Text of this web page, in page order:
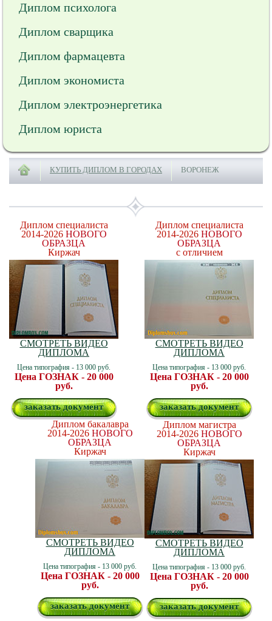
Диплом психолога
Диплом сварщика
Диплом фармацевта
Диплом экономиста
Диплом электроэнергетика
Диплом юриста
КУПИТЬ ДИПЛОМ В ГОРОДАХ ВОРОНЕЖ
Диплом специалиста
2014-2026 НОВОГО
ОБРАЗЦА
Киржач
СМОТРЕТЬ ВИДЕО
ДИПЛОМА
Цена типография - 13 000 руб.
Цена ГОЗНАК - 20 000
руб.
заказать документ
Диплом специалиста
2014-2026 НОВОГО
ОБРАЗЦА
с отличием
СМОТРЕТЬ ВИДЕО
ДИПЛОМА
Цена типография - 13 000 руб.
Цена ГОЗНАК - 20 000
руб.
заказать документ
Диплом бакалавра
2014-2026 НОВОГО
ОБРАЗЦА
Киржач
СМОТРЕТЬ ВИДЕО
ДИПЛОМА
Цена типография - 13 000 руб.
Цена ГОЗНАК - 20 000
руб.
заказать документ
Диплом магистра
2014-2026 НОВОГО
ОБРАЗЦА
Киржач
СМОТРЕТЬ ВИДЕО
ДИПЛОМА
Цена типография - 13 000 руб.
Цена ГОЗНАК - 20 000
руб.
заказать документ